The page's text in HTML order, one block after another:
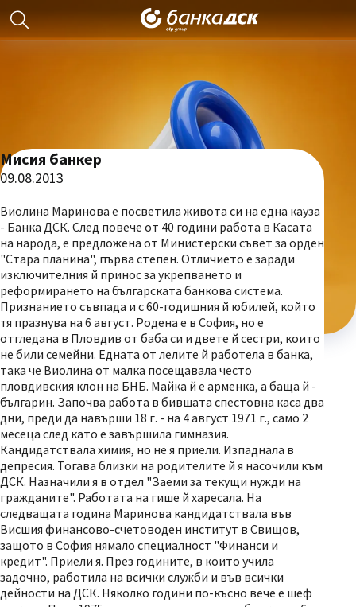
Мисия банкер
09.08.2013
Виолина Маринова е посветила живота си на една кауза
- Банка ДСК. След повече от 40 години работа в Касата
на народа, е предложена от Министерски съвет за орден
"Стара планина", първа степен. Отличието е заради
изключителния й принос за укрепването и
реформирането на българската банкова система.
Признанието съвпада и с 60-годишния й юбилей, който
тя празнува на 6 август. Родена е в София, но е
отгледана в Пловдив от баба си и двете й сестри, които
не били семейни. Едната от лелите й работела в банка,
така че Виолина от малка посещавала често
пловдивския клон на БНБ. Майка й е арменка, а баща й -
българин. Започва работа в бившата спестовна каса два
дни, преди да навърши 18 г. - на 4 август 1971 г., само 2
месеца след като е завършила гимназия.
Кандидатствала химия, но не я приели. Изпаднала в
депресия. Тогава близки на родителите й я насочили към
ДСК. Назначили я в отдел "Заеми за текущи нужди на
гражданите". Работата на гише й харесала. На
следващата година Маринова кандидатствала във
Висшия финансово-счетоводен институт в Свищов,
защото в София нямало специалност "Финанси и
кредит". Приели я. През годините, в които учила
задочно, работила на всички служби и във всички
дейности на ДСК. Няколко години по-късно вече е шеф